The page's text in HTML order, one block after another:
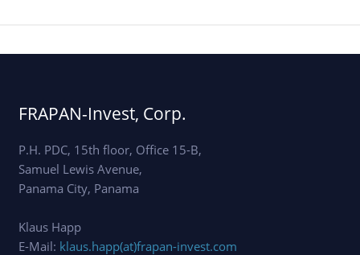
FRAPAN-Invest, Corp.
P.H. PDC, 15th floor, Office 15-B,
Samuel Lewis Avenue,
Panama City, Panama
Klaus Happ
E-Mail: klaus.happ(at)frapan-invest.com